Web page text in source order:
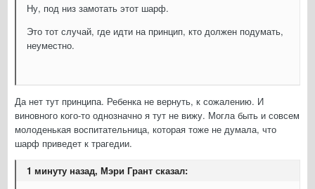
Ну, под низ замотать этот шарф.
Это тот случай, где идти на принцип, кто должен подумать,
неуместно.
Да нет тут принципа. Ребенка не вернуть, к сожалению. И
виновного кого-то однозначно я тут не вижу. Могла быть и совсем
молоденькая воспитательница, которая тоже не думала, что
шарф приведет к трагедии.
1 минуту назад, Мэри Грант сказал: